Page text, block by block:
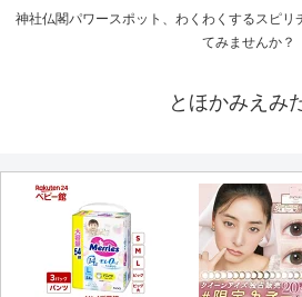
神社仏閣パワースポット、わくわくするスピリ
てみませんか？
とほかみえみ